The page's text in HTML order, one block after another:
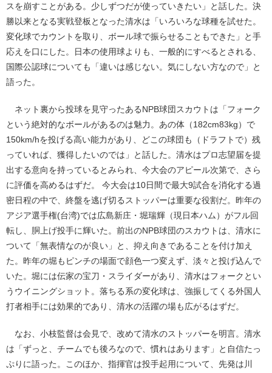
スを崩すことがある。少しずつだが使っていきたい」と話した。決
勝以来となる実戦登板となった清水は「いろいろな球種を試せた。
変化球でカウントを取り、ボール球で振らせることもできた」と手
応えを口にした。日本の使用球よりも、一般的にすべるとされる、
国際公認球についても「違いは感じない。気にしない方なので」と
語った。
ネット裏から投球を見守ったあるNPB球団スカウトは「フォーク
という絶対的なボールがあるのは魅力。あの体（182cm83kg）で
150km/hを投げる高い能力があり、どこの球団も（ドラフトで）残
っていれば、獲得したいのでは」と話した。清水はプロ志望届を提
出する意向を持っているとみられ、今大会のアピール次第で、さら
に評価を高めるはずだ。 今大会は10日間で最大9試合を消化する過
密日程の中で、終盤を逃げ切るストッパーは重要な役割だ。昨年の
アジア選手権(台湾)では広島新庄・堀瑞輝（現日本ハム）がフル回
転し、胴上げ投手に輝いた。前出のNPB球団のスカウトは、清水に
ついて「無表情なのが良い」と、抑え向きであることを付け加え
た。昨年の堀もピンチの場面で顔色一つ変えず、淡々と投げ込んで
いた。堀には伝家の宝刀・スライダーがあり、清水はフォークとい
うウイニングショット。落ちる系の変化球は、強振してくる外国人
打者相手には効果的であり、清水の活躍の場も広がるはずだ。
なお、小枝監督は会見で、改めて清水のストッパーを明言。清水
は「ずっと、チームでも後ろなので、慣れはあります」と自信たっ
ぷりに語った。このほか、指揮官は投手起用について、先発は川